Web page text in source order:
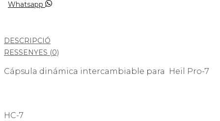
Whatsapp
DESCRIPCIÓ
RESSENYES (0)
Cápsula dinámica intercambiable para Heil Pro-7
HC-7